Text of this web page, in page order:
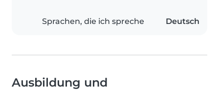
Sprachen, die ich spreche Deutsch
Ausbildung und